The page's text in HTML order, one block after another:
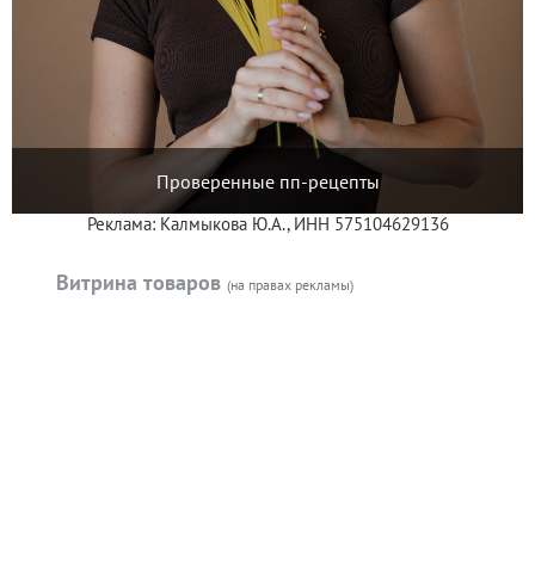
Проверенные пп-рецепты
Реклама: Калмыкова Ю.А., ИНН 575104629136
Витрина товаров (на правах рекламы)